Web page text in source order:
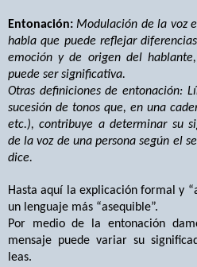
Entonación: Modulación de la voz
habla que puede reflejar
emoción y de origen del
puede ser significativa.
Otras definiciones de entonación:
sucesión de tonos que, en una
etc.), contribuye a determinar su
de la voz de una persona según el
dice.
Hasta aquí la explicación formal y
un lenguaje más “asequible”.
Por medio de la entonación
mensaje puede variar su
leas.